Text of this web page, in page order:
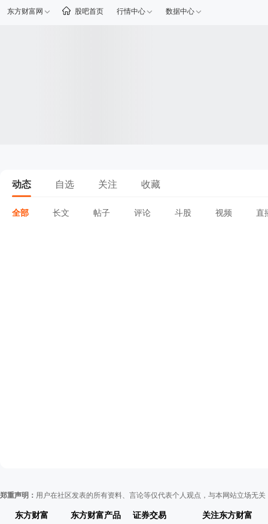
东方财富网 股吧首页 行情中心 数据中心
动态 自选 关注 收藏
全部 长文 帖子 评论 斗股 视频 直
郑重声明： 用户在社区发表的所有资料、言论等仅代表个人观点，与本网站立场无
东方财富 东方财富产品 证券交易 关注东方财富